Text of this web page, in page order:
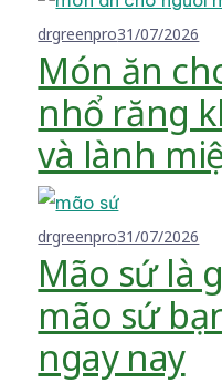
drgreenpro31/07/2026
Món ăn
nhổ răng
và lành
drgreenpro31/07/2026
Mão sứ là
mão sứ
ngay nay